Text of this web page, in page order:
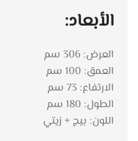
الأبعاد:
العرض: 306 سم
العمق: 100 سم
الارتفاع: 73 سم
الطول: 180 سم
اللون: بيج + زيتي